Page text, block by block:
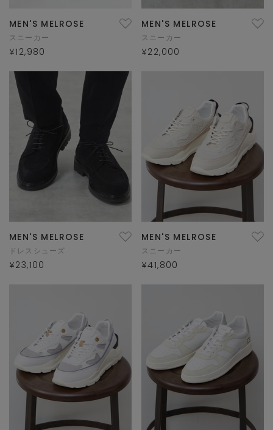
MEN'S MELROSE
スニーカー
¥12,980
MEN'S MELROSE
スニーカー
¥22,000
MEN'S MELROSE
ドレスシューズ
¥23,100
MEN'S MELROSE
スニーカー
¥41,800